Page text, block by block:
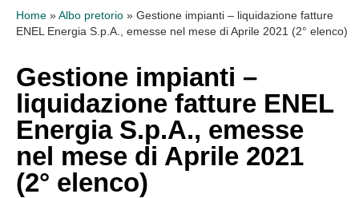
Home » Albo pretorio » Gestione impianti – liquidazione fatture
ENEL Energia S.p.A., emesse nel mese di Aprile 2021 (2° elenco)
Gestione impianti –
liquidazione fatture ENEL
Energia S.p.A., emesse
nel mese di Aprile 2021
(2° elenco)